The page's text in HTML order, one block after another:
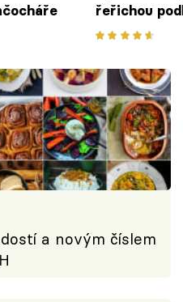
řeřichou
a novým číslem